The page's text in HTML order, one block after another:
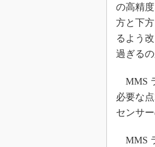
の高精
方と下
るよう
過ぎるの
MMS
必要な
センサ
MMS